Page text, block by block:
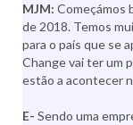
MJM: Começámos
de 2018. Temos
para o país que se
Change vai ter um
estão a acontecer
E- Sendo uma